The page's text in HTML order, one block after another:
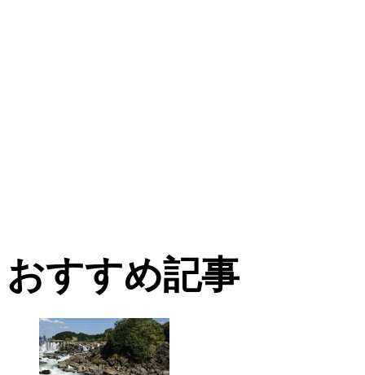
おすすめ記事